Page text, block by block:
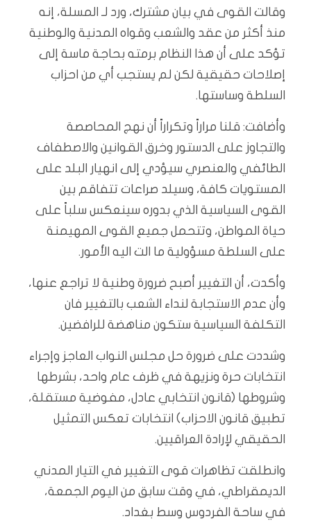
وقالت القوى في بيان مشترك، ورد لـ المسلة، إنه
منذ أكثر من عقد والشعب وقواه المدنية والوطنية
تؤكد على أن هذا النظام برمته بحاجة ماسة إلى
إصلاحات حقيقية لكن لم يستجب أي من احزاب
السلطة وساستها.
وأضافت: قلنا مراراً وتكراراً أن نهج المحاصصة
والتجاوز على الدستور وخرق القوانين والاصطفاف
الطائفي والعنصري سيؤدي إلى انهيار البلد على
المستويات كافة، وسيلد صراعات تتفاقم بين
القوى السياسية الذي بدوره سينعكس سلباً على
حياة المواطن، وتتحمل جميع القوى المهيمنة
على السلطة مسؤولية ما الت اليه الأمور.
وأكدت، أن التغيير أصبح ضرورة وطنية لا تراجع عنها،
وأن عدم الاستجابة لنداء الشعب بالتغيير فان
التكلفة السياسية ستكون مناهضة للرافضين.
وشددت على ضرورة حل مجلس النواب العاجز وإجراء
انتخابات حرة ونزيهة في ظرف عام واحد، بشرطها
وشروطها (قانون انتخابي عادل، مفوضية مستقلة،
تطبيق قانون الاحزاب) انتخابات تعكس التمثيل
الحقيقي لإرادة العراقيين.
وانطلقت تظاهرات قوى التغيير في التيار المدني
الديمقراطي، في وقت سابق من اليوم الجمعة،
في ساحة الفردوس وسط بغداد.